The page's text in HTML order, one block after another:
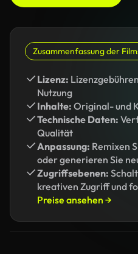
Zusammenfassung der
Lizenz:
Nutzung
Inhalte: Original- und
Technische Daten:
Qualität
Anpassung: Remixen
oder generieren Sie
Zugriffsebenen:
kreativen Zugriff und
Preise ansehen →